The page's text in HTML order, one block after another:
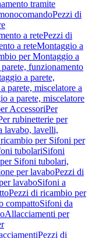
tramite
Pezzi di
a retePezzi di
a reteMontaggio a
per Montaggio a
funzionamento
a parete,
parete, miscelatore a
a parete, miscelatore
AccessoriPer
rubinetterie per
lavabo, lavelli,
per Sifoni per
tubolariSifoni
Sifoni tubolari,
per lavaboPezzi di
lavaboSifoni a
Pezzi di ricambio per
compattoSifoni da
Allacciamenti per
Pezzi di